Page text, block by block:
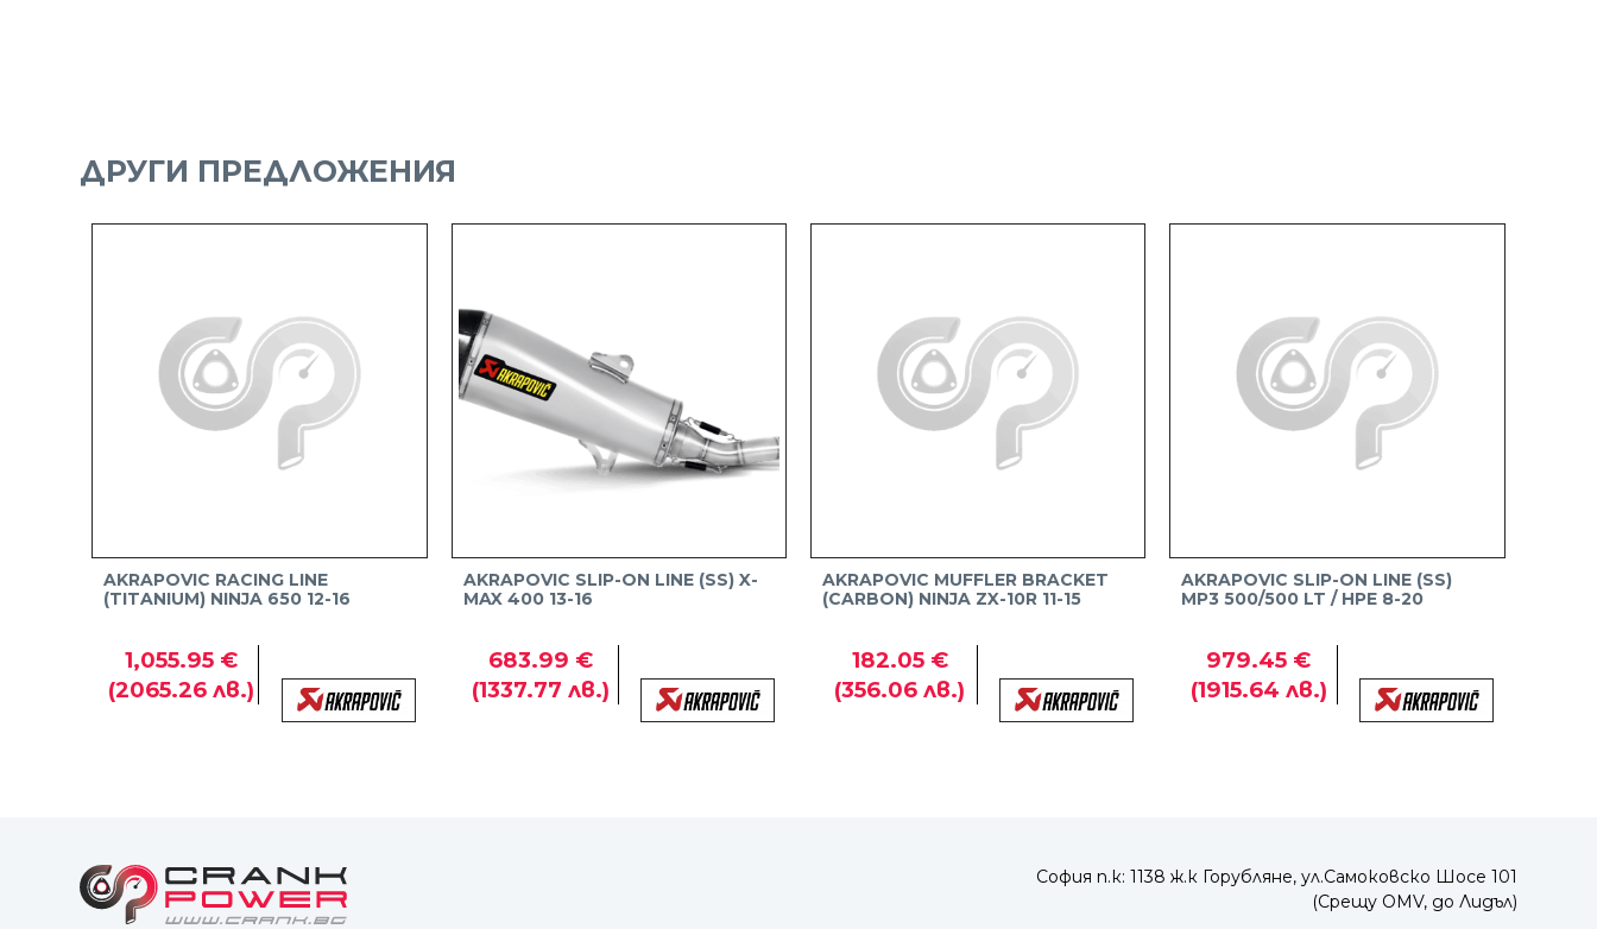
ДРУГИ ПРЕДЛОЖЕНИЯ
AKRAPOVIC RACING LINE
(TITANIUM) NINJA 650 12-16
1,055.95 €
(2065.26 лв.)
AKRAPOVIC SLIP-ON LINE (SS) X-
MAX 400 13-16
683.99 €
(1337.77 лв.)
AKRAPOVIC MUFFLER BRACKET
(CARBON) NINJA ZX-10R 11-15
182.05 €
(356.06 лв.)
AKRAPOVIC SLIP-ON LINE (SS)
MP3 500/500 LT / HPE 8-20
979.45 €
(1915.64 лв.)
София п.к: 1138 ж.к Горубляне, ул.Самоковско Шосе 101
(Срещу OMV, до Лидъл)